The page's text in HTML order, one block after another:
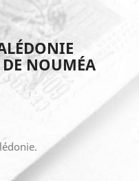
NOUMÉA